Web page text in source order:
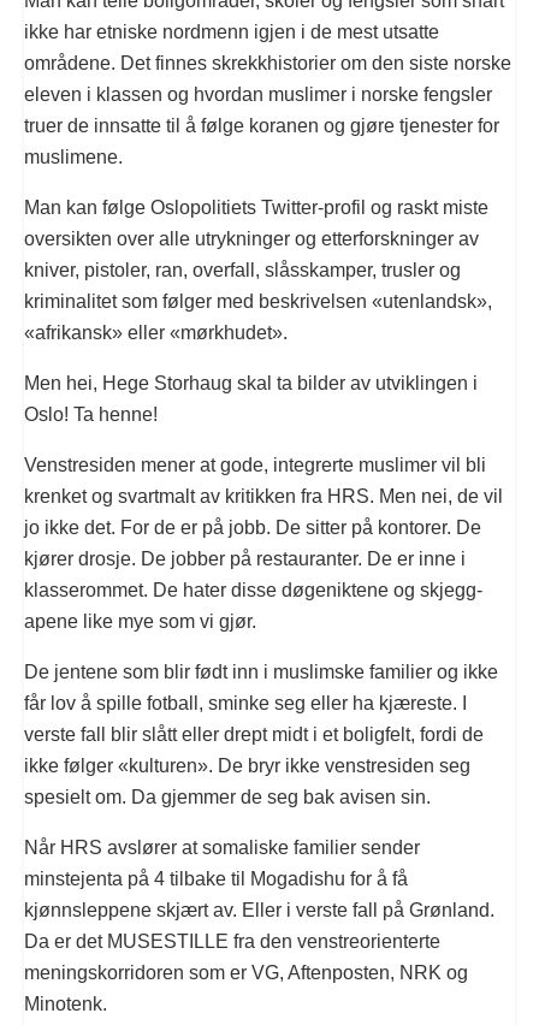
ikke har etniske nordmenn igjen i de mest utsatte
områdene. Det finnes skrekkhistorier om den siste norske
eleven i klassen og hvordan muslimer i norske fengsler
truer de innsatte til å følge koranen og gjøre tjenester for
muslimene.
Man kan følge Oslopolitiets Twitter-profil og raskt miste
oversikten over alle utrykninger og etterforskninger av
kniver, pistoler, ran, overfall, slåsskamper, trusler og
kriminalitet som følger med beskrivelsen «utenlandsk»,
«afrikansk» eller «mørkhudet».
Men hei, Hege Storhaug skal ta bilder av utviklingen i
Oslo! Ta henne!
Venstresiden mener at gode, integrerte muslimer vil bli
krenket og svartmalt av kritikken fra HRS. Men nei, de vil
jo ikke det. For de er på jobb. De sitter på kontorer. De
kjører drosje. De jobber på restauranter. De er inne i
klasserommet. De hater disse døgeniktene og skjegg-
apene like mye som vi gjør.
De jentene som blir født inn i muslimske familier og ikke
får lov å spille fotball, sminke seg eller ha kjæreste. I
verste fall blir slått eller drept midt i et boligfelt, fordi de
ikke følger «kulturen». De bryr ikke venstresiden seg
spesielt om. Da gjemmer de seg bak avisen sin.
Når HRS avslører at somaliske familier sender
minstejenta på 4 tilbake til Mogadishu for å få
kjønnsleppene skjært av. Eller i verste fall på Grønland.
Da er det MUSESTILLE fra den venstreorienterte
meningskorridoren som er VG, Aftenposten, NRK og
Minotenk.